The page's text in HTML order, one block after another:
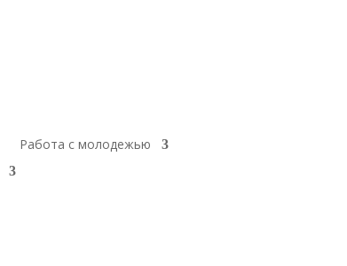
Работа с молодежью